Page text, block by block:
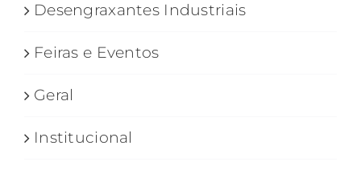
Desengraxantes Industriais
Feiras e Eventos
Geral
Institucional